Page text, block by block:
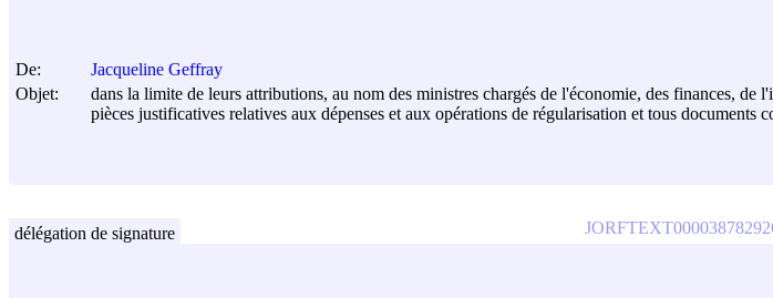
De:
Jacqueline Geffray
Objet:
dans la limite de leurs attributions, au nom des ministres chargés de l'économie, des finances,
pièces justificatives relatives aux dépenses et aux opérations de régularisation et tous documents
délégation de signature